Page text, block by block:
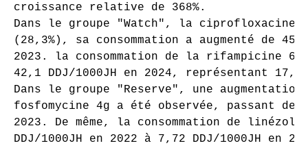
croissance relative de 368%.
Dans le groupe "Watch", la
(28,3%), sa consommation a augmenté de 45
2023. la consommation de la rifampicine
42,1 DDJ/1000JH en 2024, représentant
Dans le groupe "Reserve", une
fosfomycine 4g a été observée, passant de
2023. De même, la consommation de
DDJ/1000JH en 2022 à 7,72 DDJ/1000JH en